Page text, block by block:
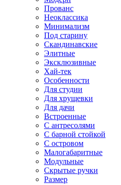
Прованс
Неоклассика
Минимализм
Под старину
Скандинавские
Элитные
Эксклюзивные
Хай-тек
Особенности
Для студии
Для хрущевки
Для дачи
Встроенные
С антресолями
С барной стойкой
С островом
Малогабаритные
Модульные
Скрытые ручки
Размер